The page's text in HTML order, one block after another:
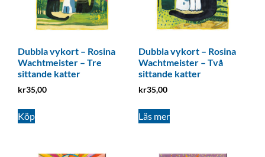
Dubbla vykort – Rosina
Wachtmeister – Tre
sittande katter
kr35,00
Köp
Dubbla vykort – Rosina
Wachtmeister – Två
sittande katter
kr35,00
Läs mer